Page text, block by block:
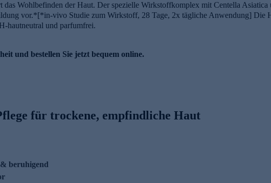
das Wohlbefinden der Haut. Der spezielle Wirkstoffkomplex mit Centella
vor.*[*in-vivo Studie zum Wirkstoff, 28 Tage, 2x tägliche Anwendung] Die
hautneutral und parfumfrei.
und bestellen Sie jetzt bequem online.
für trockene, empfindliche Haut
beruhigend